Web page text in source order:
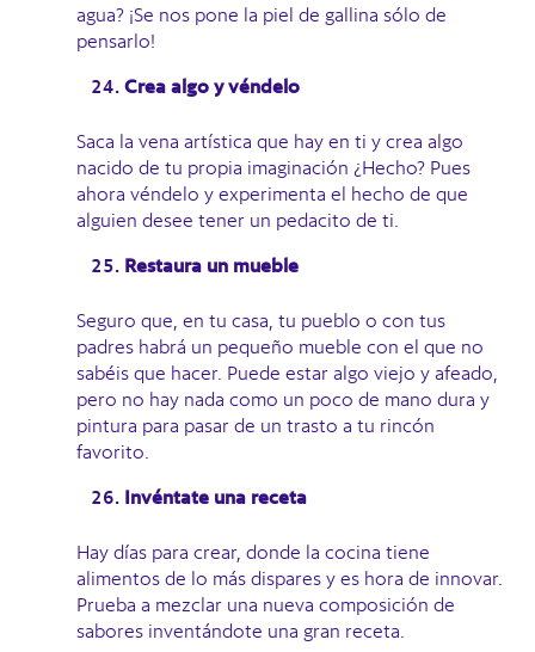
agua? ¡Se nos pone la piel de gallina sólo de
pensarlo!
Crea algo y véndelo
Saca la vena artística que hay en ti y crea algo
nacido de tu propia imaginación ¿Hecho? Pues
ahora véndelo y experimenta el hecho de que
alguien desee tener un pedacito de ti.
Restaura un mueble
Seguro que, en tu casa, tu pueblo o con tus
padres habrá un pequeño mueble con el que no
sabéis que hacer. Puede estar algo viejo y afeado,
pero no hay nada como un poco de mano dura y
pintura para pasar de un trasto a tu rincón
favorito.
Invéntate una receta
Hay días para crear, donde la cocina tiene
alimentos de lo más dispares y es hora de innovar.
Prueba a mezclar una nueva composición de
sabores inventándote una gran receta.